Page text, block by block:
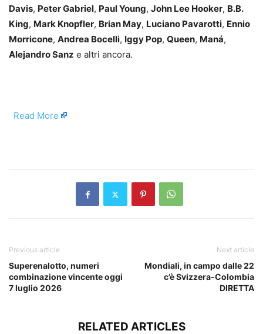
Davis, Peter Gabriel, Paul Young, John Lee Hooker, B.B.
King, Mark Knopfler, Brian May, Luciano Pavarotti, Ennio
Morricone, Andrea Bocelli, Iggy Pop, Queen, Maná,
Alejandro Sanz e altri ancora.
Read More
Previous article
Superenalotto, numeri
combinazione vincente oggi
7 luglio 2026
Next article
Mondiali, in campo dalle 22
c’è Svizzera-Colombia
DIRETTA
RELATED ARTICLES